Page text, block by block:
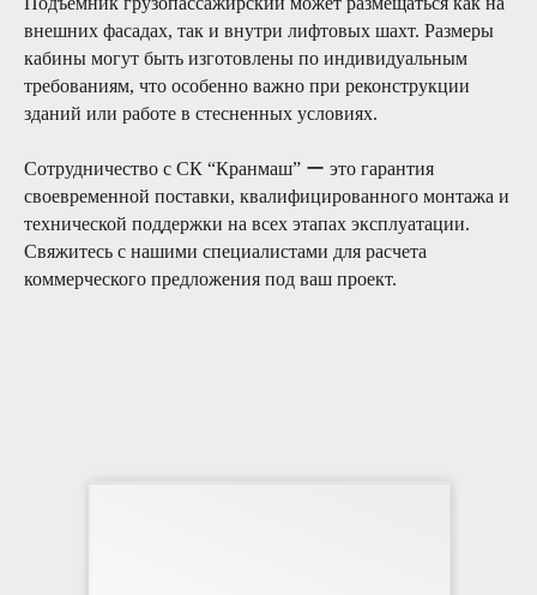
внешних фасадах, так и внутри лифтовых шахт. Размеры
кабины могут быть изготовлены по индивидуальным
требованиям, что особенно важно при реконструкции
зданий или работе в стесненных условиях.
Сотрудничество с СК “Кранмаш” ー это гарантия
своевременной поставки, квалифицированного монтажа и
технической поддержки на всех этапах эксплуатации.
Свяжитесь с нашими специалистами для расчета
коммерческого предложения под ваш проект.
04/
Поддержка
24 часа в сутки 7 дней в неделю две
сервисные бригады готовы выехать в
любую точку России для проведения
сервисных работ любой сложности